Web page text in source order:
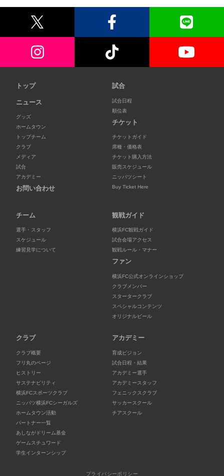
トップ
ニュース
グッズ
ホームタウン
トップチーム
クラブ
メディア
試合
アカデミー
お問い合わせ
試合
試合日程
順位表
チケット
チケットガイド
席種・価格表
チケット購入方法
販売スケジュール
ニッパツシート
Buy Ticket Here
チーム
選手・スタッフ
スケジュール
練習見学について
観戦ガイド
横浜FC観戦ガイド
試合会場アクセス
観戦ルール・マナー
ファン
横浜FC公式オンラインショップ
クラブメンバー
スタータークラブ
スペシャルコンテンツ
オリジナルビール
クラブ
クラブ概要
フリ丸のページ
ヒストリー
サステナビリティ
横浜FCスポーツクラブ
ニッパツ横浜FCシーガルズ
ホームタウン活動
パートナー一覧
あしながドリーム基金
ゲームスチュワード
学生インターンシップ
アカデミー
育成ビジョン
試合日程・結果
アカデミー選手
アカデミースタッフ
フェニックスクラブ
サッカースクール
チアスクール
プライバシーポリシー